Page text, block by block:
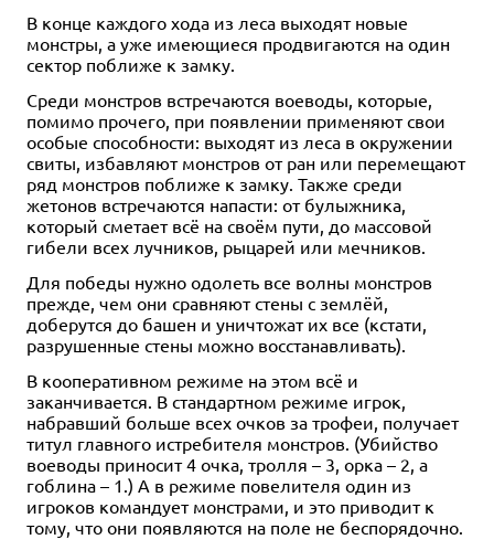
В конце каждого хода из леса выходят новые
монстры, а уже имеющиеся продвигаются на один
сектор поближе к замку.
Среди монстров встречаются воеводы, которые,
помимо прочего, при появлении применяют свои
особые способности: выходят из леса в окружении
свиты, избавляют монстров от ран или перемещают
ряд монстров поближе к замку. Также среди
жетонов встречаются напасти: от булыжника,
который сметает всё на своём пути, до массовой
гибели всех лучников, рыцарей или мечников.
Для победы нужно одолеть все волны монстров
прежде, чем они сравняют стены с землёй,
доберутся до башен и уничтожат их все (кстати,
разрушенные стены можно восстанавливать).
В кооперативном режиме на этом всё и
заканчивается. В стандартном режиме игрок,
набравший больше всех очков за трофеи, получает
титул главного истребителя монстров. (Убийство
воеводы приносит 4 очка, тролля – 3, орка – 2, а
гоблина – 1.) А в режиме повелителя один из
игроков командует монстрами, и это приводит к
тому, что они появляются на поле не беспорядочно.